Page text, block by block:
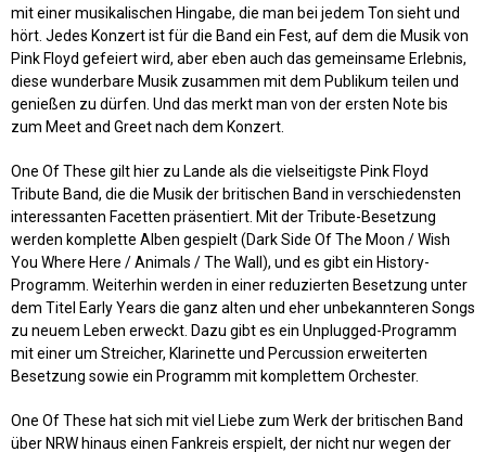
mit einer musikalischen Hingabe, die man bei jedem Ton sieht und
hört. Jedes Konzert ist für die Band ein Fest, auf dem die Musik von
Pink Floyd gefeiert wird, aber eben auch das gemeinsame Erlebnis,
diese wunderbare Musik zusammen mit dem Publikum teilen und
genießen zu dürfen. Und das merkt man von der ersten Note bis
zum Meet and Greet nach dem Konzert.
One Of These gilt hier zu Lande als die vielseitigste Pink Floyd
Tribute Band, die die Musik der britischen Band in verschiedensten
interessanten Facetten präsentiert. Mit der Tribute-Besetzung
werden komplette Alben gespielt (Dark Side Of The Moon / Wish
You Where Here / Animals / The Wall), und es gibt ein History-
Programm. Weiterhin werden in einer reduzierten Besetzung unter
dem Titel Early Years die ganz alten und eher unbekannteren Songs
zu neuem Leben erweckt. Dazu gibt es ein Unplugged-Programm
mit einer um Streicher, Klarinette und Percussion erweiterten
Besetzung sowie ein Programm mit komplettem Orchester.
One Of These hat sich mit viel Liebe zum Werk der britischen Band
über NRW hinaus einen Fankreis erspielt, der nicht nur wegen der